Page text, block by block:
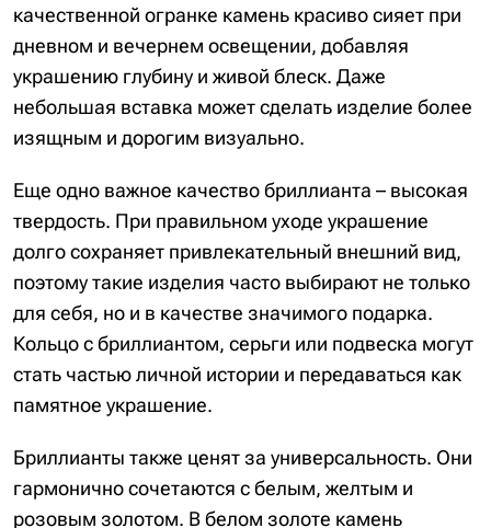
качественной огранке камень красиво сияет при
дневном и вечернем освещении, добавляя
украшению глубину и живой блеск. Даже
небольшая вставка может сделать изделие более
изящным и дорогим визуально.
Еще одно важное качество бриллианта – высокая
твердость. При правильном уходе украшение
долго сохраняет привлекательный внешний вид,
поэтому такие изделия часто выбирают не только
для себя, но и в качестве значимого подарка.
Кольцо с бриллиантом, серьги или подвеска могут
стать частью личной истории и передаваться как
памятное украшение.
Бриллианты также ценят за универсальность. Они
гармонично сочетаются с белым, желтым и
розовым золотом. В белом золоте камень